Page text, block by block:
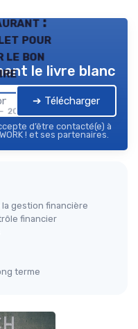
:
pour
le bon
2026
le livre blanc
➔ Télécharger
d’être contacté(e) à
! et ses partenaires.
gestion financière
financier
terme